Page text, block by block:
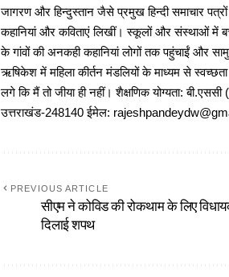
जागरण और हिन्दुस्तान जैसे प्रमुख हिन्दी समाचार
कहानियां और कविताएं लिखीं। स्कूलों और संस्थाओं में
के गांवों की अनकही कहानियां लोगों तक पहुंचाईं और
ऋषिकेश में महिला कीर्तन मंडलियों के माध्यम से
लगे कि मैं तो जीया ही नहीं। शैक्षणिक योग्यता:
उत्तराखंड-248140 ईमेल:
PREVIOUS ARTICLE
सीएम ने कोविड की रोकथाम के लिए
दिलाई शपथ